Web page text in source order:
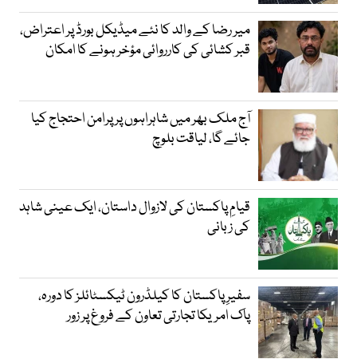
میر رضا کے والد کا نئے میڈیکل بورڈ پر اعتراض،
قبر کشائی کی کارروائی مؤخر ہونے کا امکان
آج ملک بھر میں شاہراہوں پر پرامن احتجاج کیا
جائے گا، لیاقت بلوچ
قیامِ پاکستان کی لازوال داستان، ایک عینی شاہد
کی زبانی
سفیرِ پاکستان کا کیلڈرون ٹیکسٹائلز کا دورہ،
پاک امریکا تجارتی تعاون کے فروغ پر زور